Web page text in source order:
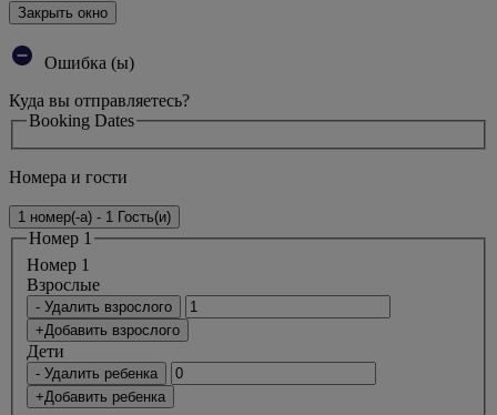
Закрыть окно
Ошибка (ы)
Куда вы отправляетесь?
Booking Dates
Номера и гости
1 номер(-а) - 1 Гость(и)
Номер 1
Номер 1
Bзрослые
- Удалить взрослого
+Добавить взрослого
Дети
- Удалить ребенка
+Добавить ребенка